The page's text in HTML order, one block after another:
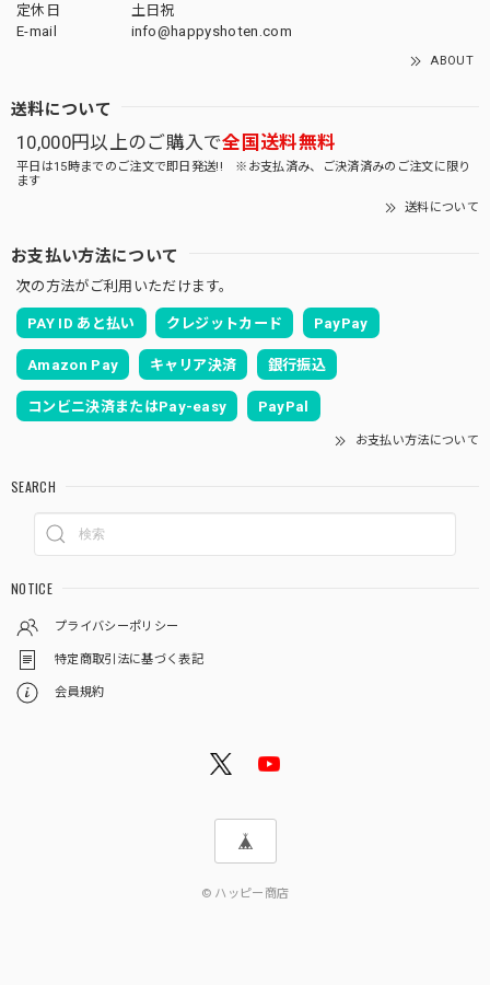
定休日
土日祝
E-mail
info@happyshoten.com
ABOUT
送料について
10,000円以上のご購入で全国送料無料
平日は15時までのご注文で即日発送!! ※お支払済み、ご決済済みのご注文に限り
ます
送料について
お支払い方法について
次の方法がご利用いただけます。
PAY ID あと払い クレジットカード PayPay
Amazon Pay キャリア決済 銀行振込
コンビニ決済またはPay-easy PayPal
お支払い方法について
SEARCH
NOTICE
プライバシーポリシー
特定商取引法に基づく表記
会員規約
© ハッピー商店